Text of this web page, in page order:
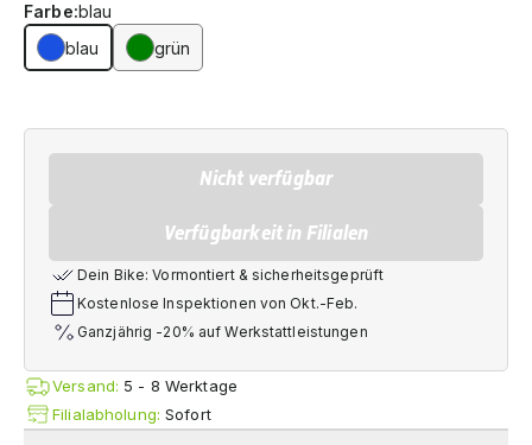
Farbe:blau
blau
grün
Nicht verfügbar
Verfügbarkeit in Filialen
Dein Bike: Vormontiert & sicherheitsgeprüft
Kostenlose Inspektionen von Okt.-Feb.
Ganzjährig -20% auf Werkstattleistungen
Versand: 5 - 8 Werktage
Filialabholung:Sofort